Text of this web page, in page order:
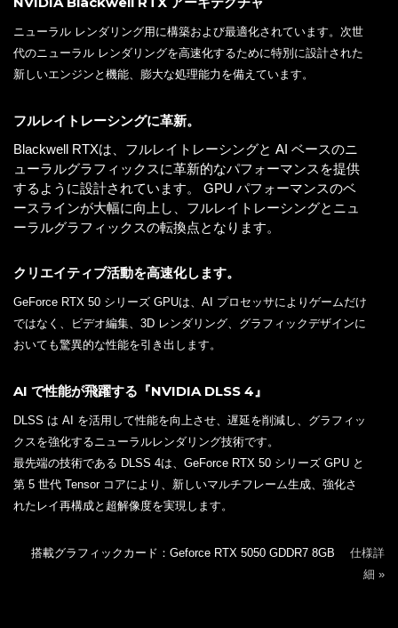
ニューラル レンダリング用に構築および最適化されています。次世
代のニューラル レンダリングを高速化するために特別に設計された
新しいエンジンと機能、膨大な処理能力を備えています。
フルレイトレーシングに革新。
Blackwell RTXは、フルレイトレーシングと AI ベースのニ
ューラルグラフィックスに革新的なパフォーマンスを提供
するように設計されています。 GPU パフォーマンスのベ
ースラインが大幅に向上し、フルレイトレーシングとニュ
ーラルグラフィックスの転換点となります。
クリエイティブ活動を高速化します。
GeForce RTX 50 シリーズ GPUは、AI プロセッサによりゲームだけ
ではなく、ビデオ編集、3D レンダリング、グラフィックデザインに
おいても驚異的な性能を引き出します。
AI で性能が飛躍する『NVIDIA DLSS 4』
DLSS は AI を活用して性能を向上させ、遅延を削減し、グラフィッ
クスを強化するニューラルレンダリング技術です。
最先端の技術である DLSS 4は、GeForce RTX 50 シリーズ GPU と
第 5 世代 Tensor コアにより、新しいマルチフレーム生成、強化さ
れたレイ再構成と超解像度を実現します。
搭載グラフィックカード：Geforce RTX 5050 GDDR7 8GB 仕様詳
細 »